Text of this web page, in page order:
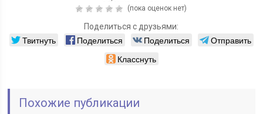
(пока оценок нет)
Поделиться с друзьями:
Твитнуть Поделиться Поделиться
Отправить
Класснуть
Похожие публикации